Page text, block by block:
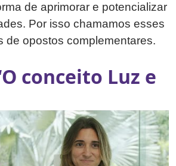
de aprimorar e potencializar
Por isso chamamos esses
de opostos complementares.
conceito Luz e